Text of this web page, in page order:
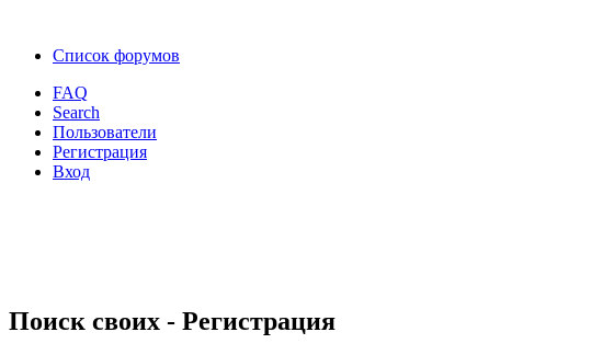
Список форумов
FAQ
Search
Пользователи
Регистрация
Вход
Поиск своих - Регистрация